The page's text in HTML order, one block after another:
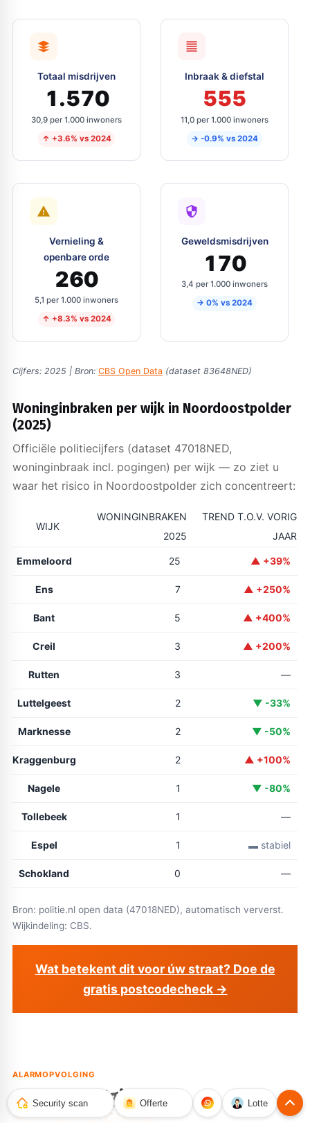
Totaal misdrijven
1.570
30,9 per 1.000 inwoners
↑ +3.6% vs 2024
Inbraak & diefstal
555
11,0 per 1.000 inwoners
→ -0.9% vs 2024
Vernieling &
openbare orde
260
5,1 per 1.000 inwoners
↑ +8.3% vs 2024
Geweldsmisdrijven
170
3,4 per 1.000 inwoners
→ 0% vs 2024
Cijfers: 2025 | Bron: CBS Open Data (dataset 83648NED)
Woninginbraken per wijk in Noordoostpolder
(2025)
Officiële politiecijfers (dataset 47018NED,
woninginbraak incl. pogingen) per wijk — zo ziet u
waar het risico in Noordoostpolder zich concentreert:
WIJK
WONINGINBRAKEN
2025
TREND T.O.V. VORIG
JAAR
Emmeloord 25 ▲ +39%
Ens 7 ▲ +250%
Bant 5 ▲ +400%
Creil 3 ▲ +200%
Rutten 3 —
Luttelgeest 2 ▼ -33%
Marknesse 2 ▼ -50%
Kraggenburg 2 ▲ +100%
Nagele 1 ▼ -80%
Tollebeek 1 —
Espel 1 ▬ stabiel
Schokland 0 —
Bron: politie.nl open data (47018NED), automatisch ververst.
Wijkindeling: CBS.
Wat betekent dit voor úw straat? Doe de
gratis postcodecheck →
ALARMOPVOLGING
Alarmopvolging in
Noordoostpolder
Security scan Offerte Lotte